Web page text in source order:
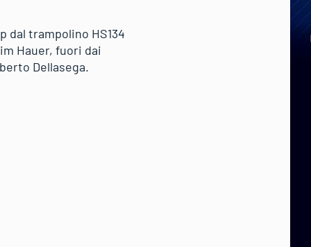
dal trampolino HS134
Hauer, fuori dai
Dellasega.